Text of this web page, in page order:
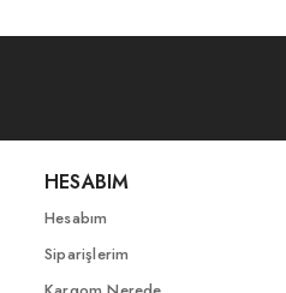
HESABIM
Hesabım
Siparişlerim